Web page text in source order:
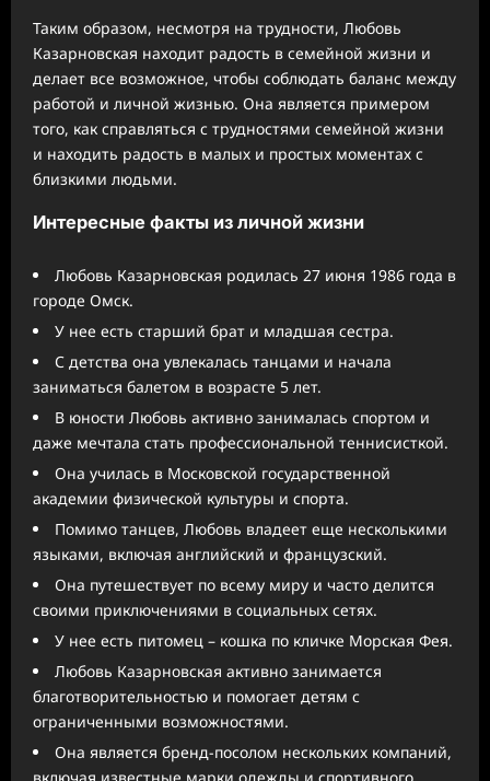
Таким образом, несмотря на трудности, Любовь
Казарновская находит радость в семейной жизни и
делает все возможное, чтобы соблюдать баланс между
работой и личной жизнью. Она является примером
того, как справляться с трудностями семейной жизни
и находить радость в малых и простых моментах с
близкими людьми.
Интересные факты из личной жизни
Любовь Казарновская родилась 27 июня 1986 года в
городе Омск.
У нее есть старший брат и младшая сестра.
С детства она увлекалась танцами и начала
заниматься балетом в возрасте 5 лет.
В юности Любовь активно занималась спортом и
даже мечтала стать профессиональной теннисисткой.
Она училась в Московской государственной
академии физической культуры и спорта.
Помимо танцев, Любовь владеет еще несколькими
языками, включая английский и французский.
Она путешествует по всему миру и часто делится
своими приключениями в социальных сетях.
У нее есть питомец – кошка по кличке Морская Фея.
Любовь Казарновская активно занимается
благотворительностью и помогает детям с
ограниченными возможностями.
Она является бренд-посолом нескольких компаний,